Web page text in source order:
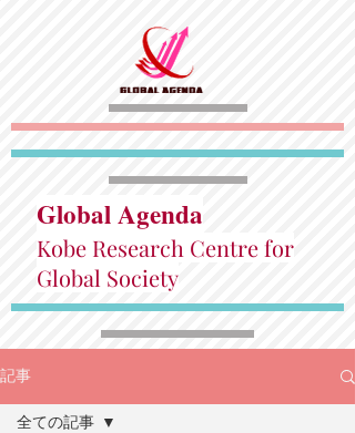
Global Agenda
Kobe Research Centre for
Global Society
記事
全ての記事